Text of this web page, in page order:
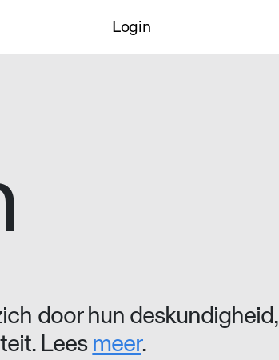
Login
door hun deskundigheid,
Leesmeer.